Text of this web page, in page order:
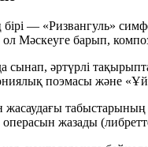
бірі — «Ризвангуль»
ол Мәскеуге барып,
сынап, әртүрлі
поэмасы және
жасаудағы
операсын жазады